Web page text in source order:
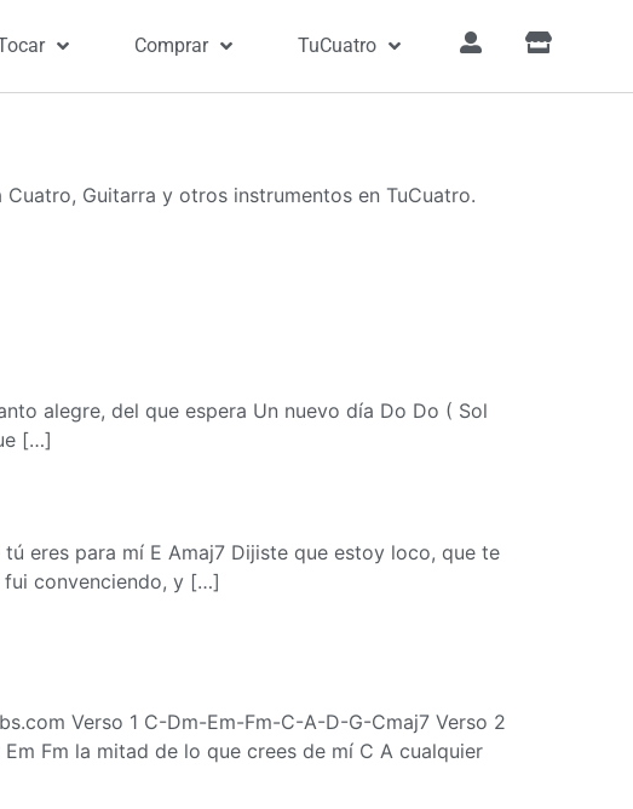
Comprar TuCuatro
Guitarra y otros instrumentos en TuCuatro.
alegre, del que espera Un nuevo día Do Do ( Sol
[…]
eres para mí E Amaj7 Dijiste que estoy loco, que te
fui convenciendo, y […]
Verso 1 C-Dm-Em-Fm-C-A-D-G-Cmaj7 Verso 2
Fm la mitad de lo que crees de mí C A cualquier